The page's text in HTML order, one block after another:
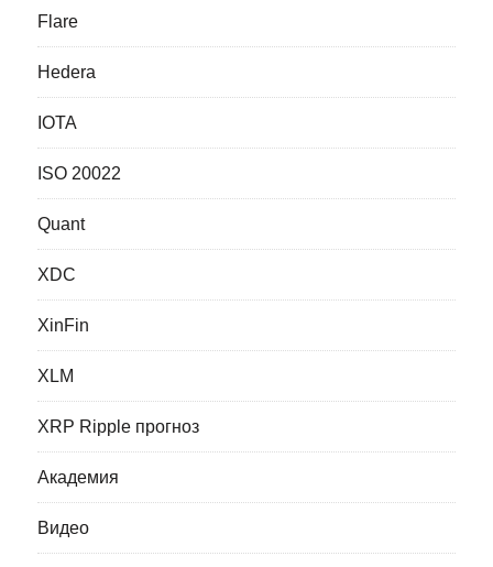
Flare
Hedera
IOTA
ISO 20022
Quant
XDC
XinFin
XLM
XRP Ripple прогноз
Академия
Видео